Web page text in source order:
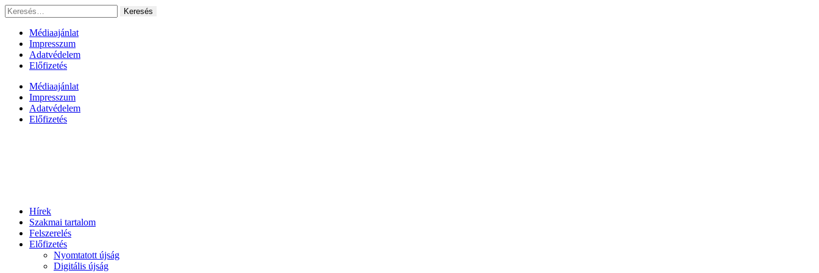
Ugrás
a
tartalomhoz
Keresés:
Médiaajánlat
Impresszum
Adatvédelem
Előfizetés
Médiaajánlat
Impresszum
Adatvédelem
Előfizetés
Hírek
Szakmai tartalom
Felszerelés
Előfizetés
Nyomtatott újság
Digitális újság